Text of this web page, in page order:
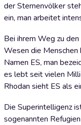
der Sternenvölker
ein, man arbeitet
Bei ihrem Weg zu
Wesen die
Namen ES, man
es lebt seit vielen
Rhodan sieht ES als
Die Superintelligenz
sogenannten